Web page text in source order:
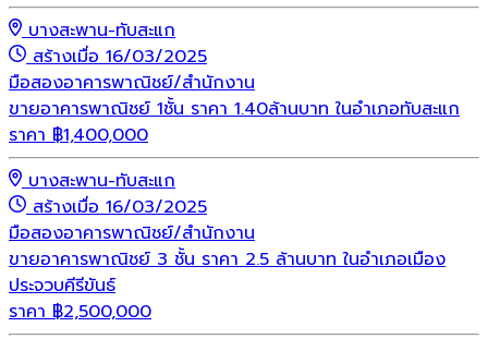
บางสะพาน-ทับสะแก
สร้างเมื่อ 16/03/2025
มือสองอาคารพาณิชย์/สำนักงาน
ขายอาคารพาณิชย์ 1ชั้น ราคา 1.40ล้านบาท ในอำเภอทับสะแก
ราคา ฿1,400,000
บางสะพาน-ทับสะแก
สร้างเมื่อ 16/03/2025
มือสองอาคารพาณิชย์/สำนักงาน
ขายอาคารพาณิชย์ 3 ชั้น ราคา 2.5 ล้านบาท ในอำเภอเมือง
ประจวบคีรีขันธ์
ราคา ฿2,500,000